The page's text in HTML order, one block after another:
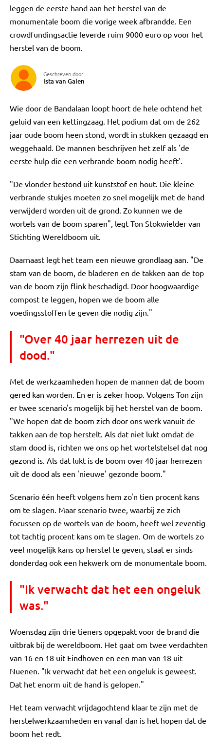
leggen de eerste hand aan het herstel van de
monumentale boom die vorige week afbrandde. Een
crowdfundingsactie leverde ruim 9000 euro op voor het
herstel van de boom.
Geschreven door
Ista van Galen
Wie door de Bandalaan loopt hoort de hele ochtend het
geluid van een kettingzaag. Het podium dat om de 262
jaar oude boom heen stond, wordt in stukken gezaagd en
weggehaald. De mannen beschrijven het zelf als 'de
eerste hulp die een verbrande boom nodig heeft'.
"De vlonder bestond uit kunststof en hout. Die kleine
verbrande stukjes moeten zo snel mogelijk met de hand
verwijderd worden uit de grond. Zo kunnen we de
wortels van de boom sparen", legt Ton Stokwielder van
Stichting Wereldboom uit.
Daarnaast legt het team een nieuwe grondlaag aan. "De
stam van de boom, de bladeren en de takken aan de top
van de boom zijn flink beschadigd. Door hoogwaardige
compost te leggen, hopen we de boom alle
voedingsstoffen te geven die nodig zijn."
"Over 40 jaar herrezen uit de
dood."
Met de werkzaamheden hopen de mannen dat de boom
gered kan worden. En er is zeker hoop. Volgens Ton zijn
er twee scenario's mogelijk bij het herstel van de boom.
"We hopen dat de boom zich door ons werk vanuit de
takken aan de top herstelt. Als dat niet lukt omdat de
stam dood is, richten we ons op het wortelstelsel dat nog
gezond is. Als dat lukt is de boom over 40 jaar herrezen
uit de dood als een 'nieuwe' gezonde boom."
Scenario één heeft volgens hem zo'n tien procent kans
om te slagen. Maar scenario twee, waarbij ze zich
focussen op de wortels van de boom, heeft wel zeventig
tot tachtig procent kans om te slagen. Om de wortels zo
veel mogelijk kans op herstel te geven, staat er sinds
donderdag ook een hekwerk om de monumentale boom.
"Ik verwacht dat het een ongeluk
was."
Woensdag zijn drie tieners opgepakt voor de brand die
uitbrak bij de wereldboom. Het gaat om twee verdachten
van 16 en 18 uit Eindhoven en een man van 18 uit
Nuenen. "Ik verwacht dat het een ongeluk is geweest.
Dat het enorm uit de hand is gelopen."
Het team verwacht vrijdagochtend klaar te zijn met de
herstelwerkzaamheden en vanaf dan is het hopen dat de
boom het redt.